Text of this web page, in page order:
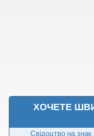
ХОЧЕТЕ
Свідоцтво на знак